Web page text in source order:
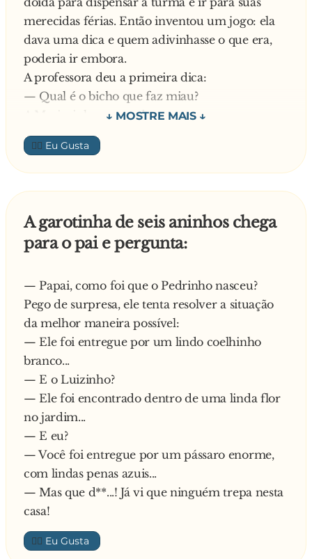
— Muito bem, pode sair!
— f**...! — pensou, Joãozinho.
— Quem disse: "A imaginação é mais que o
conhecimento"?
Joãozinho se levantou, mas a Mariazinha foi
mais rápida:
— Foi Einstein, professora!
— Muito bem, pode sair!
Aí Joãozinho não se conteve e deixou escapar:
— v**..., f**...!
E o Joãozinho:
— Foi Bill Clinton, professora!
merecidas férias. Então inventou um jogo: ela
dava uma dica e quem adivinhasse o que era,
poderia ir embora.
A professora deu a primeira dica:
— Qual é o bicho que faz miau?
A Mariazinha respondeu:
— É o gatinho professora!
— Muito bem, pode ir para casa!
Nesse momento, o Joãozinho que estava no
fundo da sala mascando chicletes fez uma bola
— Qual é o bicho que faz au au? — continuava
a professora.
— Muito bem! pode ir...
Novamente o Joãozinho estourou outra bola de
chiclete e a professora começou a ficar irritada.
— Qual o bicho que faz mééé?
— O bode professora! — disse a Aninha.
— Muito bem, pode ir para casa!
Nesse instante o Joãozinho fazia uma bola
enorme que quando rebentou fez um baita
estrondo.
A professora indignada perdeu a paciência e
gritou:
— Joãozinho, levanta e cospe!
— É o c**..., professora! Posso ir embora?
👍🏼
A garotinha de seis aninhos chega
para o pai e pergunta:
— Papai, como foi que o Pedrinho nasceu?
Pego de surpresa, ele tenta resolver a situação
da melhor maneira possível:
— Ele foi entregue por um lindo coelhinho
branco...
— E o Luizinho?
— Ele foi encontrado dentro de uma linda flor
no jardim...
— E eu?
— Você foi entregue por um pássaro enorme,
com lindas penas azuis...
— Mas que d**...! Já vi que ninguém trepa nesta
casa!
👍🏼